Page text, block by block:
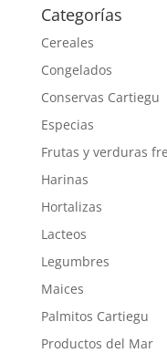
Categorías
Cereales
Congelados
Conservas Cartiegu
Especias
Frutas y verduras
Harinas
Hortalizas
Lacteos
Legumbres
Maices
Palmitos Cartiegu
Productos del Mar